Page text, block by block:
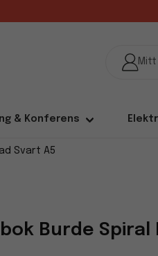
& Konferens
Svart A5
Burde Spiral